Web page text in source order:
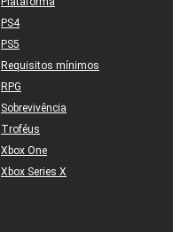
PS4
PS5
Requisitos mínimos
RPG
Sobrevivência
Troféus
Xbox One
Xbox Series X